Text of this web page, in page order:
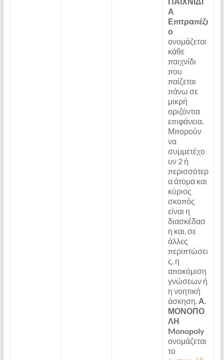
Α
Επιτραπέζι
ο
ονομάζεται
κάθε
παιχνίδι
που
παίζεται
πάνω σε
μικρή
οριζόντια
επιφάνεια.
Μπορούν
να
συμμετέχο
υν 2 ή
περισσότερ
α άτομα και
κύριος
σκοπός
είναι η
διασκέδασ
η και, σε
άλλες
περιπτώσει
ς, η
αποκόμιση
γνώσεων ή
η νοητική
άσκηση. Α.
ΜΟΝΟΠΟ
ΛΗ
Monopoly
ονομάζεται
το